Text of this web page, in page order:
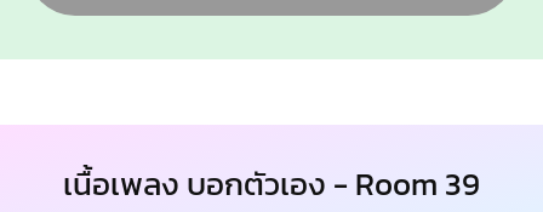
เนื้อเพลง บอกตัวเอง - Room 39